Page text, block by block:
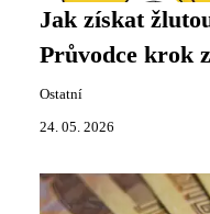
Jak získat
Průvodce krok
Ostatní
24. 05. 2026